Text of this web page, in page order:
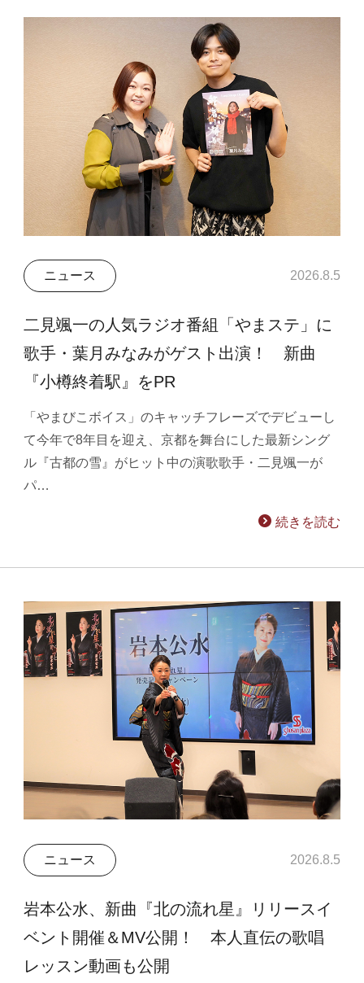
ニュース 2026.8.5
二見颯一の人気ラジオ番組「やまステ」に
歌手・葉月みなみがゲスト出演！ 新曲
『小樽終着駅』をPR
「やまびこボイス」のキャッチフレーズでデビューし
て今年で8年目を迎え、京都を舞台にした最新シング
ル『古都の雪』がヒット中の演歌歌手・二見颯一が
パ…
続きを読む
ニュース 2026.8.5
岩本公水、新曲『北の流れ星』リリースイ
ベント開催＆MV公開！ 本人直伝の歌唱
レッスン動画も公開